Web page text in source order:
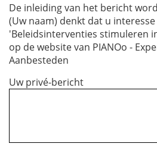
De inleiding van het bericht
(Uw naam) denkt dat u
'Beleidsinterventies stimuleren
op de website van PIANOo -
Aanbesteden
Uw privé-bericht